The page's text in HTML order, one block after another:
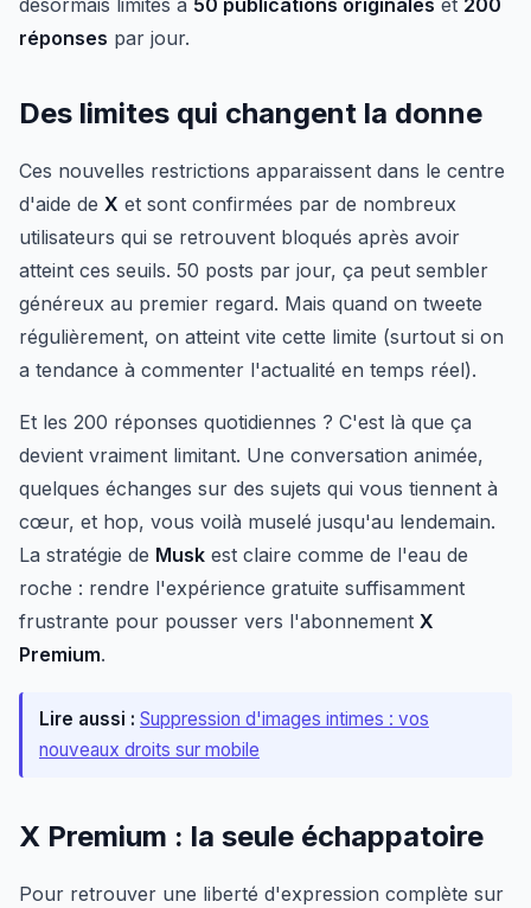
désormais limités à 50 publications originales et 200
réponses par jour.
Des limites qui changent la donne
Ces nouvelles restrictions apparaissent dans le centre
d'aide de X et sont confirmées par de nombreux
utilisateurs qui se retrouvent bloqués après avoir
atteint ces seuils. 50 posts par jour, ça peut sembler
généreux au premier regard. Mais quand on tweete
régulièrement, on atteint vite cette limite (surtout si on
a tendance à commenter l'actualité en temps réel).
Et les 200 réponses quotidiennes ? C'est là que ça
devient vraiment limitant. Une conversation animée,
quelques échanges sur des sujets qui vous tiennent à
cœur, et hop, vous voilà muselé jusqu'au lendemain.
La stratégie de Musk est claire comme de l'eau de
roche : rendre l'expérience gratuite suffisamment
frustrante pour pousser vers l'abonnement X
Premium.
Lire aussi : Suppression d'images intimes : vos
nouveaux droits sur mobile
X Premium : la seule échappatoire
Pour retrouver une liberté d'expression complète sur